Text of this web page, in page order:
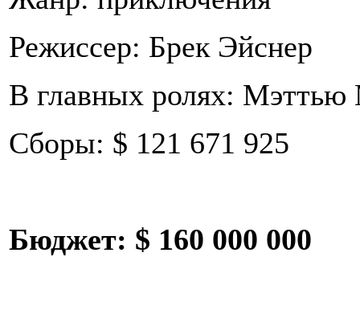
Режиссер: Брек Эйснер
В главных ролях: Мэттью
Сборы: $ 121 671 925
Бюджет: $ 160 000 000